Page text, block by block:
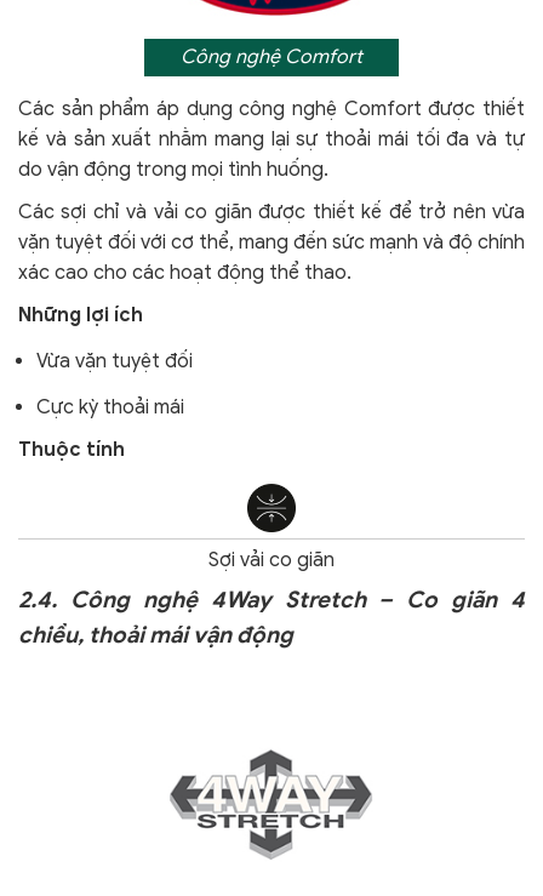
Công nghệ Comfort
Các sản phẩm áp dụng công nghệ Comfortđược thiết
kế và sản xuất nhằm mang lại sự thoải mái tối đa và tự
do vận động trong mọi tình huống.
Các sợi chỉ và vải co giãn được thiết kế để trở nên vừa
vặn tuyệt đối với cơ thể, mang đến sức mạnh và độ chính
xác cao cho các hoạt động thể thao.
Những lợi ích
Vừa vặn tuyệt đối
Cực kỳ thoải mái
Thuộc tính
Sợi vải co giãn
2.4. Công nghệ 4Way Stretch – Co giãn 4
chiều, thoải mái vận động